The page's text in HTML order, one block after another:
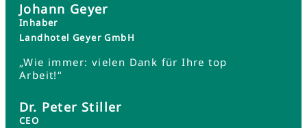
Johann Geyer
Inhaber
Landhotel Geyer GmbH
„Wie immer: vielen Dank für Ihre top
Arbeit!“
Dr. Peter Stiller
CEO